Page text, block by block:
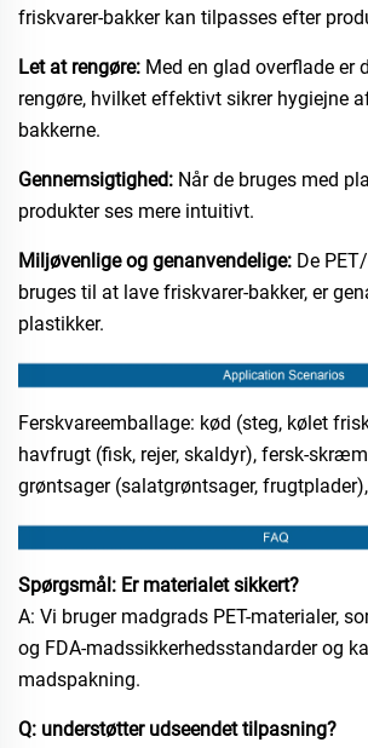
friskvarer-bakker kan tilpasses efter
Let at rengøre: Med en glad overflade er
rengøre, hvilket effektivt sikrer hygiejne
bakkerne.
Gennemsigtighed: Når de bruges med
produkter ses mere intuitivt.
Miljøvenlige og genanvendelige: De
bruges til at lave friskvarer-bakker, er
plastikker.
Ferskvareemballage: kød (steg, kølet
havfrugt (fisk, rejer, skaldyr), fersk-
grøntsager (salatgrøntsager,
Spørgsmål: Er materialet sikkert?
A: Vi bruger madgrads PET-materialer,
og FDA-madssikkerhedsstandarder og
madspakning.
Q: understøtter udseendet tilpasning?